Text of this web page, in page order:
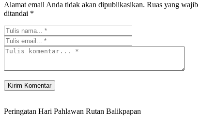
Alamat email Anda tidak akan dipublikasikan. Ruas yang wajib
ditandai *
Peringatan Hari Pahlawan Rutan Balikpapan